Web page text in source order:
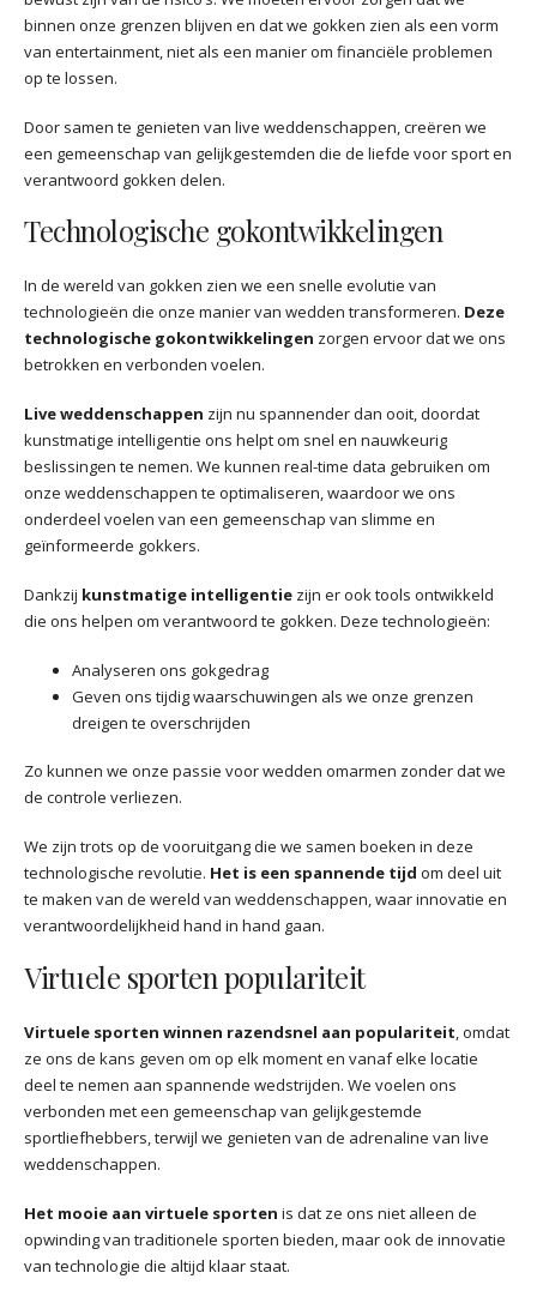
binnen onze grenzen blijven en dat we gokken zien als een vorm
van entertainment, niet als een manier om financiële problemen
op te lossen.
Door samen te genieten van live weddenschappen, creëren we
een gemeenschap van gelijkgestemden die de liefde voor sport en
verantwoord gokken delen.
Technologische gokontwikkelingen
In de wereld van gokken zien we een snelle evolutie van
technologieën die onze manier van wedden transformeren. Deze
technologische gokontwikkelingen zorgen ervoor dat we ons
betrokken en verbonden voelen.
Live weddenschappen zijn nu spannender dan ooit, doordat
kunstmatige intelligentie ons helpt om snel en nauwkeurig
beslissingen te nemen. We kunnen real-time data gebruiken om
onze weddenschappen te optimaliseren, waardoor we ons
onderdeel voelen van een gemeenschap van slimme en
geïnformeerde gokkers.
Dankzij kunstmatige intelligentie zijn er ook tools ontwikkeld
die ons helpen om verantwoord te gokken. Deze technologieën:
Analyseren ons gokgedrag
Geven ons tijdig waarschuwingen als we onze grenzen
dreigen te overschrijden
Zo kunnen we onze passie voor wedden omarmen zonder dat we
de controle verliezen.
We zijn trots op de vooruitgang die we samen boeken in deze
technologische revolutie. Het is een spannende tijd om deel uit
te maken van de wereld van weddenschappen, waar innovatie en
verantwoordelijkheid hand in hand gaan.
Virtuele sporten populariteit
Virtuele sporten winnen razendsnel aan populariteit, omdat
ze ons de kans geven om op elk moment en vanaf elke locatie
deel te nemen aan spannende wedstrijden. We voelen ons
verbonden met een gemeenschap van gelijkgestemde
sportliefhebbers, terwijl we genieten van de adrenaline van live
weddenschappen.
Het mooie aan virtuele sporten is dat ze ons niet alleen de
opwinding van traditionele sporten bieden, maar ook de innovatie
van technologie die altijd klaar staat.